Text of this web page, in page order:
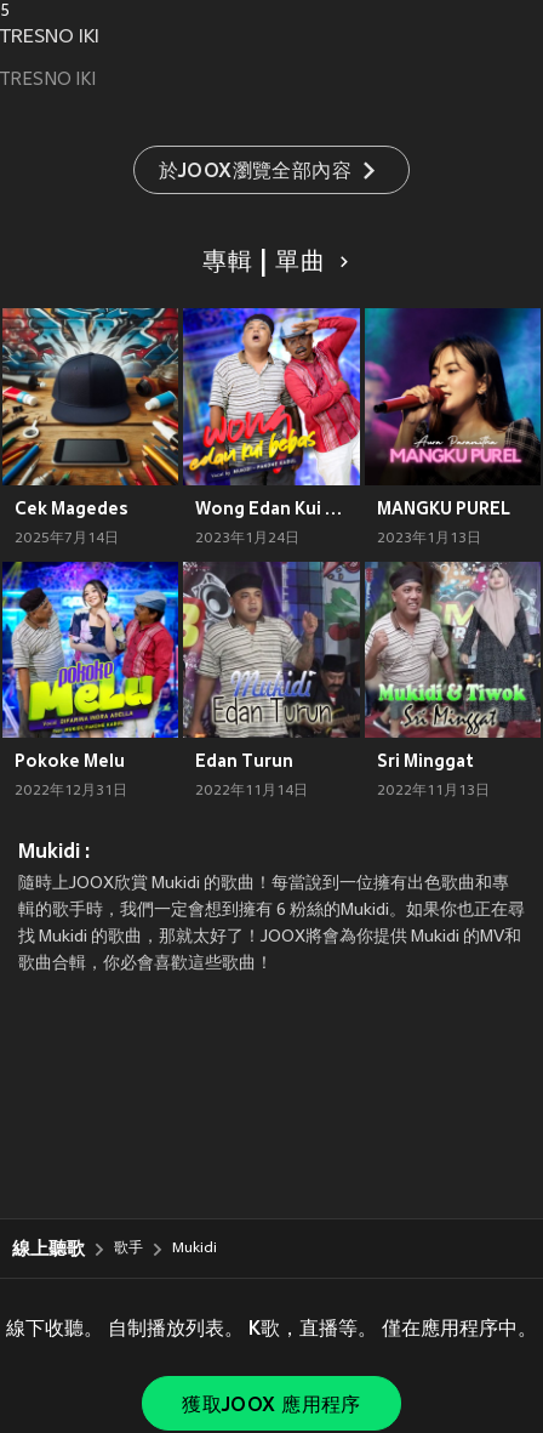
5
TRESNO IKI
TRESNO IKI
於JOOX瀏覽全部內容
專輯 | 單曲
Cek Magedes
2025年7月14日
Wong Edan Kui Bebas
2023年1月24日
MANGKU PUREL
2023年1月13日
Pokoke Melu
2022年12月31日
Edan Turun
2022年11月14日
Sri Minggat
2022年11月13日
Mukidi :
隨時上JOOX欣賞 Mukidi 的歌曲！每當說到一位擁有出色歌曲和專
輯的歌手時，我們一定會想到擁有 6 粉絲的Mukidi。如果你也正在尋
找 Mukidi 的歌曲，那就太好了！JOOX將會為你提供 Mukidi 的MV和
歌曲合輯，你必會喜歡這些歌曲！
線上聽歌 歌手 Mukidi
線下收聽。 自制播放列表。 K歌，直播等。 僅在應用程序中。
獲取JOOX 應用程序